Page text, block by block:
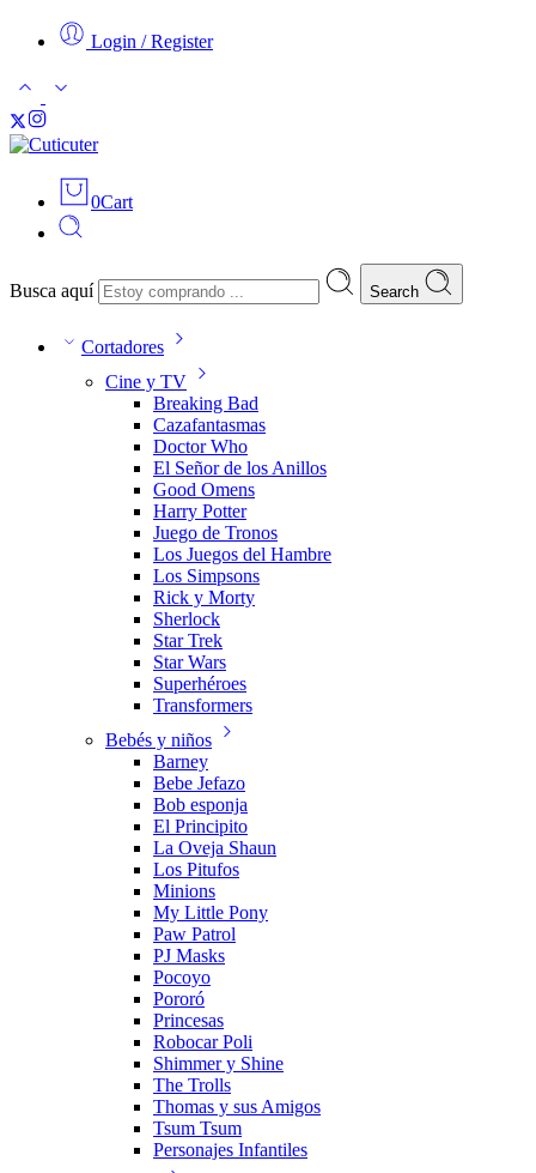
Login / Register
0Cart
Busca aquí Search
Cortadores
Cine y TV
Breaking Bad
Cazafantasmas
Doctor Who
El Señor de los Anillos
Good Omens
Harry Potter
Juego de Tronos
Los Juegos del Hambre
Los Simpsons
Rick y Morty
Sherlock
Star Trek
Star Wars
Superhéroes
Transformers
Bebés y niños
Barney
Bebe Jefazo
Bob esponja
El Principito
La Oveja Shaun
Los Pitufos
Minions
My Little Pony
Paw Patrol
PJ Masks
Pocoyo
Pororó
Princesas
Robocar Poli
Shimmer y Shine
The Trolls
Thomas y sus Amigos
Tsum Tsum
Personajes Infantiles